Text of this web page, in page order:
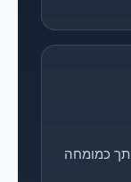
כמומחה